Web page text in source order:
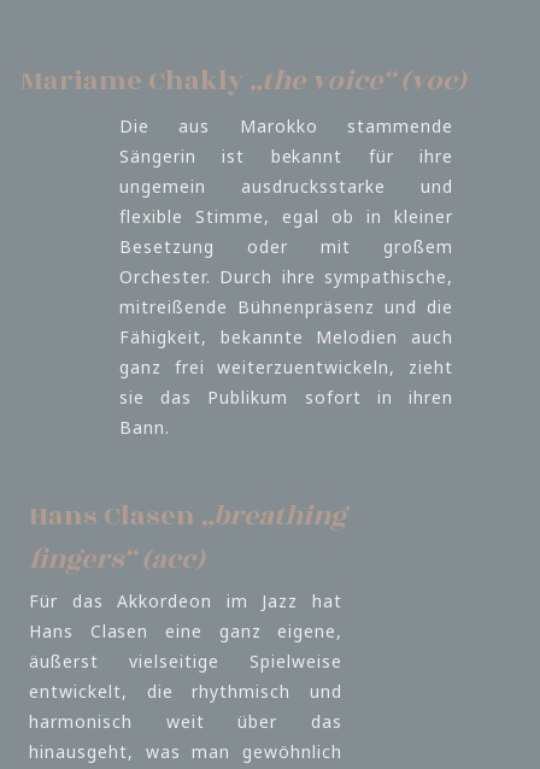
Die aus Marokko stammende
Sängerin ist bekannt für ihre
ungemein ausdrucksstarke und
flexible Stimme, egal ob in kleiner
Besetzung oder mit großem
Orchester. Durch ihre sympathische,
mitreißende Bühnenpräsenz und die
Fähigkeit, bekannte Melodien auch
ganz frei weiterzuentwickeln, zieht
sie das Publikum sofort in ihren
Bann.
Mariame Chakly „the voice“ (voc)
Hans Clasen „breathing
fingers“ (acc)
Für das Akkordeon im Jazz hat
Hans Clasen eine ganz eigene,
äußerst vielseitige Spielweise
entwickelt, die rhythmisch und
harmonisch weit über das
hinausgeht, was man gewöhnlich